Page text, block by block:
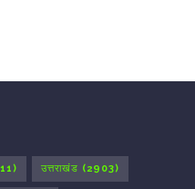
उत्तराखंड (2903)